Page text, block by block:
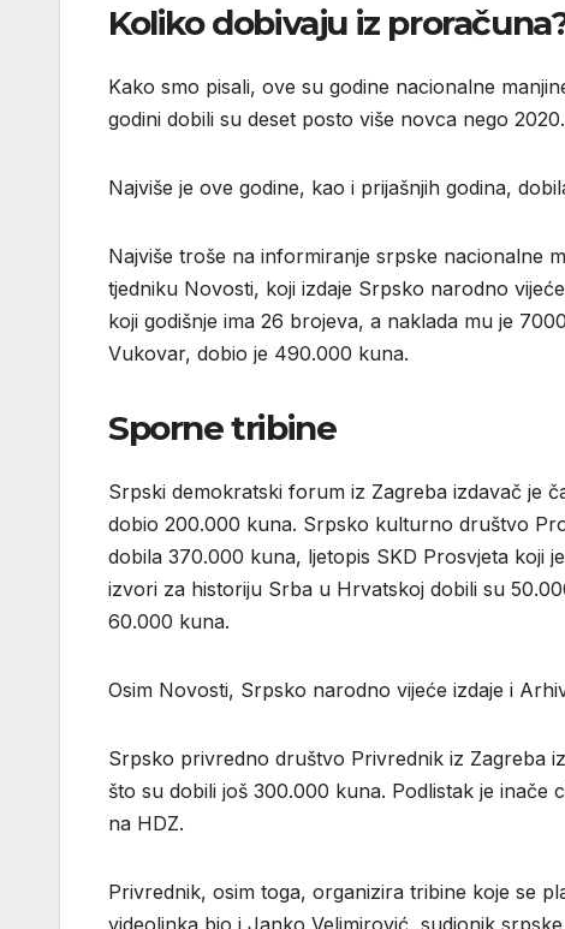
Koliko dobivaju iz
Kako smo pisali, ove su godine nacionalne
godini dobili su deset posto više novca nego
Najviše je ove godine, kao i prijašnjih godina,
Najviše troše na informiranje srpske nacionalne
tjedniku Novosti, koji izdaje Srpsko narodno
koji godišnje ima 26 brojeva, a naklada mu je
Vukovar, dobio je 490.000 kuna.
Sporne tribine
Srpski demokratski forum iz Zagreba izdavač je
dobio 200.000 kuna. Srpsko kulturno društvo
dobila 370.000 kuna, ljetopis SKD Prosvjeta koji
izvori za historiju Srba u Hrvatskoj dobili su
60.000 kuna.
Osim Novosti, Srpsko narodno vijeće izdaje i
Srpsko privredno društvo Privrednik iz Zagreba
što su dobili još 300.000 kuna. Podlistak je
na HDZ.
Privrednik, osim toga, organizira tribine koje se